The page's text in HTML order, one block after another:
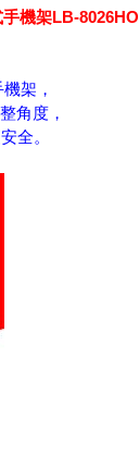
機架LB-8026HO
架，
角度，
全。